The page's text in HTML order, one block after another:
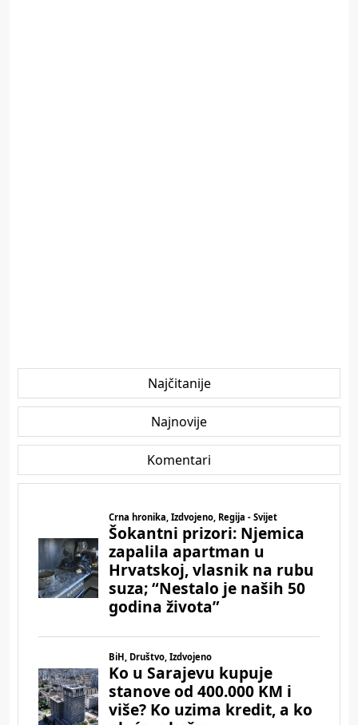
Najčitanije
Najnovije
Komentari